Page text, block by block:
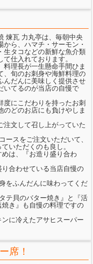
煉瓦 力丸亭は、毎朝中央
から、ハマチ・サーモン・
生タコなどの新鮮な魚介類
て仕入れております。
料理長が一生懸命手間ひま
、旬のお刺身や海鮮料理の
んだんに美味しく提供させ
いてるのが当店の自慢で
度にこだわりを持ったお刺
のどのお店にも負けやしま
注文して召し上がっていた
ースをご注文いただいて、
いただくのも良し。
は、『お造り盛り合わ
合わせている当店自慢の
をふんだんに味わってくだ
テ貝のバター焼き』と『活
き』も自慢の料理ですの
に冷えたアサヒスーパー
席！